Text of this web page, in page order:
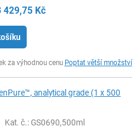
429,75 Kč
za výhodnou cenu Poptat větší množství
analytical grade (1 x 500
Kat. č.: GS0690,500ml